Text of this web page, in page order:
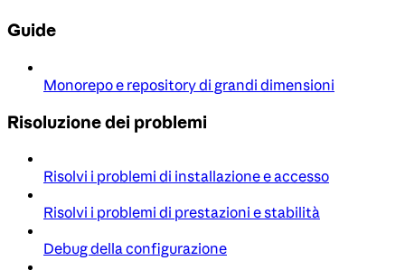
Guide
Monorepo e repository di grandi dimensioni
Risoluzione dei problemi
Risolvi i problemi di installazione e accesso
Risolvi i problemi di prestazioni e stabilità
Debug della configurazione